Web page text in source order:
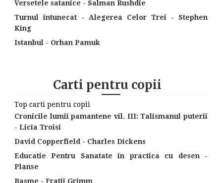
Versetele satanice - Salman Rushdie
Turnul intunecat - Alegerea Celor Trei - Stephen
King
Istanbul - Orhan Pamuk
Carti pentru copii
Top carti pentru copii
Cronicile lumii pamantene vil. III: Talismanul puterii
- Licia Troisi
David Copperfield - Charles Dickens
Educatie Pentru Sanatate in practica cu desen -
Planse
Basme - Fratii Grimm